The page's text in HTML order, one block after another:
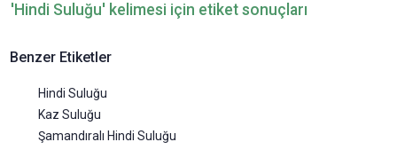
'Hindi Suluğu' kelimesi için etiket sonuçları
Benzer Etiketler
Hindi Suluğu
Kaz Suluğu
Şamandıralı Hindi Suluğu